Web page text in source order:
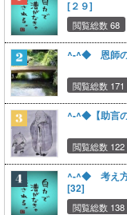
[２９]
閲覧総数 68
^-^◆ 恩師の
閲覧総数 171
^-^◆【助言
閲覧総数 122
^-^◆ 考え方
[32]
閲覧総数 138